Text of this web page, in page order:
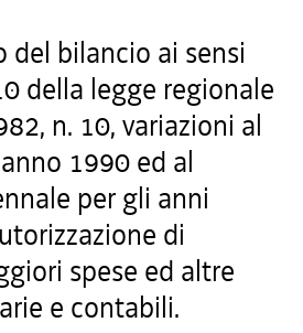
del bilancio ai sensi
della legge regionale
n. 10, variazioni al
1990 ed al
per gli anni
di
spese ed altre
e contabili.